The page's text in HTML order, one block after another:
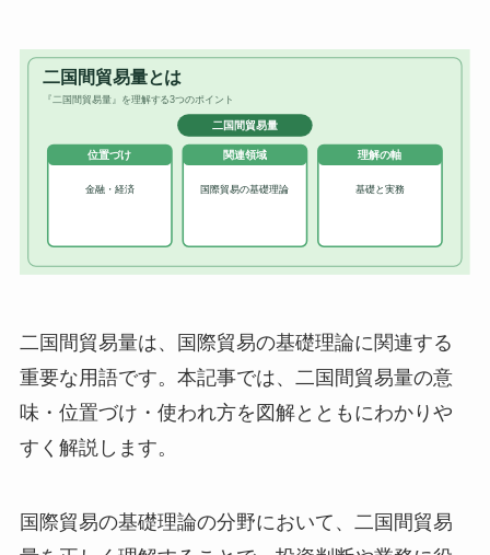
二国間貿易量は、国際貿易の基礎理論に関連する
重要な用語です。本記事では、二国間貿易量の意
味・位置づけ・使われ方を図解とともにわかりや
すく解説します。
国際貿易の基礎理論の分野において、二国間貿易